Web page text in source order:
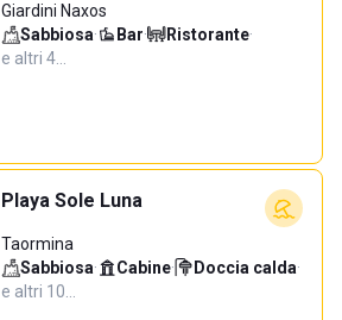
Giardini Naxos
Sabbiosa· Bar· Ristorante·
e altri 4…
Playa Sole Luna
Taormina
Sabbiosa· Cabine· Doccia calda·
e altri 10…